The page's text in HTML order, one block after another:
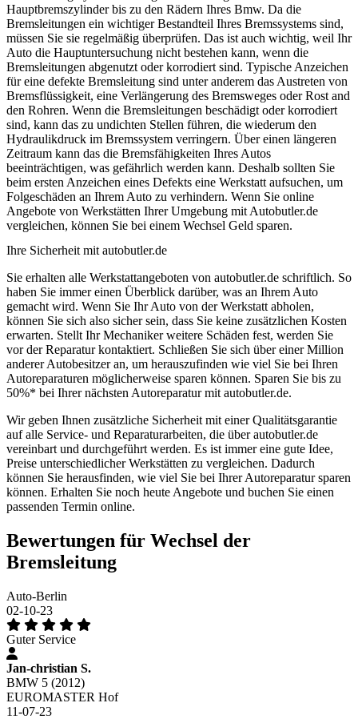
Hauptbremszylinder bis zu den Rädern Ihres Bmw. Da die
Bremsleitungen ein wichtiger Bestandteil Ihres Bremssystems sind,
müssen Sie sie regelmäßig überprüfen. Das ist auch wichtig, weil Ihr
Auto die Hauptuntersuchung nicht bestehen kann, wenn die
Bremsleitungen abgenutzt oder korrodiert sind. Typische Anzeichen
für eine defekte Bremsleitung sind unter anderem das Austreten von
Bremsflüssigkeit, eine Verlängerung des Bremsweges oder Rost and
den Rohren. Wenn die Bremsleitungen beschädigt oder korrodiert
sind, kann das zu undichten Stellen führen, die wiederum den
Hydraulikdruck im Bremssystem verringern. Über einen längeren
Zeitraum kann das die Bremsfähigkeiten Ihres Autos
beeinträchtigen, was gefährlich werden kann. Deshalb sollten Sie
beim ersten Anzeichen eines Defekts eine Werkstatt aufsuchen, um
Folgeschäden an Ihrem Auto zu verhindern. Wenn Sie online
Angebote von Werkstätten Ihrer Umgebung mit Autobutler.de
vergleichen, können Sie bei einem Wechsel Geld sparen.
Ihre Sicherheit mit autobutler.de
Sie erhalten alle Werkstattangeboten von autobutler.de schriftlich. So
haben Sie immer einen Überblick darüber, was an Ihrem Auto
gemacht wird. Wenn Sie Ihr Auto von der Werkstatt abholen,
können Sie sich also sicher sein, dass Sie keine zusätzlichen Kosten
erwarten. Stellt Ihr Mechaniker weitere Schäden fest, werden Sie
vor der Reparatur kontaktiert. Schließen Sie sich über einer Million
anderer Autobesitzer an, um herauszufinden wie viel Sie bei Ihren
Autoreparaturen möglicherweise sparen können. Sparen Sie bis zu
50%* bei Ihrer nächsten Autoreparatur mit autobutler.de.
Wir geben Ihnen zusätzliche Sicherheit mit einer Qualitätsgarantie
auf alle Service- und Reparaturarbeiten, die über autobutler.de
vereinbart und durchgeführt werden. Es ist immer eine gute Idee,
Preise unterschiedlicher Werkstätten zu vergleichen. Dadurch
können Sie herausfinden, wie viel Sie bei Ihrer Autoreparatur sparen
können. Erhalten Sie noch heute Angebote und buchen Sie einen
passenden Termin online.
Bewertungen für Wechsel der
Bremsleitung
Auto-Berlin
02-10-23
Guter Service
Jan-christian S.
BMW 5 (2012)
EUROMASTER Hof
11-07-23